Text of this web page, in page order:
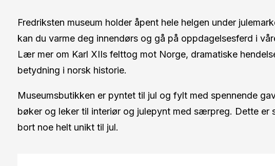
Fredriksten museum holder åpent hele helgen under
kan du varme deg innendørs og gå på oppdagelsesferd i
Lær mer om Karl XIIs felttog mot Norge, dramatiske
betydning i norsk historie.
Museumsbutikken er pyntet til jul og fylt med spennende
bøker og leker til interiør og julepynt med særpreg. Dette er
bort noe helt unikt til jul.